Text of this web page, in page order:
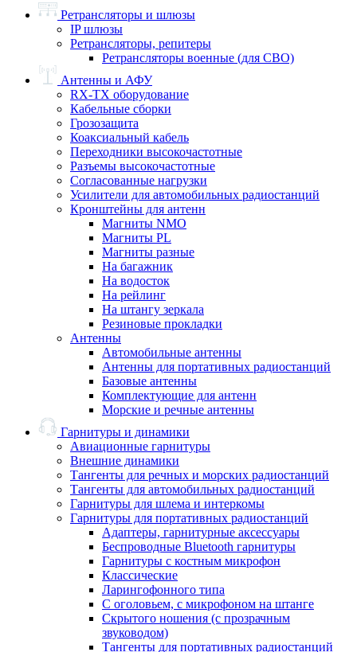
Ретрансляторы и шлюзы
IP шлюзы
Ретрансляторы, репитеры
Ретрансляторы военные (для СВО)
Антенны и АФУ
RX-TX оборудование
Кабельные сборки
Грозозащита
Коаксиальный кабель
Переходники высокочастотные
Разъемы высокочастотные
Согласованные нагрузки
Усилители для автомобильных радиостанций
Кронштейны для антенн
Магниты NMO
Магниты PL
Магниты разные
На багажник
На водосток
На рейлинг
На штангу зеркала
Резиновые прокладки
Антенны
Автомобильные антенны
Антенны для портативных радиостанций
Базовые антенны
Комплектующие для антенн
Морские и речные антенны
Гарнитуры и динамики
Авиационные гарнитуры
Внешние динамики
Тангенты для речных и морских радиостанций
Тангенты для автомобильных радиостанций
Гарнитуры для шлема и интеркомы
Гарнитуры для портативных радиостанций
Адаптеры, гарнитурные аксессуары
Беспроводные Bluetooth гарнитуры
Гарнитуры с костным микрофон
Классические
Ларингофонного типа
С оголовьем, с микрофоном на штанге
Скрытого ношения (с прозрачным
звуководом)
Тангенты для портативных радиостанций